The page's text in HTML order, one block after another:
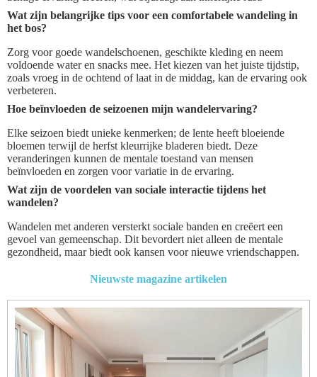
Wat zijn belangrijke tips voor een comfortabele wandeling in
het bos?
Zorg voor goede wandelschoenen, geschikte kleding en neem
voldoende water en snacks mee. Het kiezen van het juiste tijdstip,
zoals vroeg in de ochtend of laat in de middag, kan de ervaring ook
verbeteren.
Hoe beïnvloeden de seizoenen mijn wandelervaring?
Elke seizoen biedt unieke kenmerken; de lente heeft bloeiende
bloemen terwijl de herfst kleurrijke bladeren biedt. Deze
veranderingen kunnen de mentale toestand van mensen
beïnvloeden en zorgen voor variatie in de ervaring.
Wat zijn de voordelen van sociale interactie tijdens het
wandelen?
Wandelen met anderen versterkt sociale banden en creëert een
gevoel van gemeenschap. Dit bevordert niet alleen de mentale
gezondheid, maar biedt ook kansen voor nieuwe vriendschappen.
Nieuwste magazine artikelen